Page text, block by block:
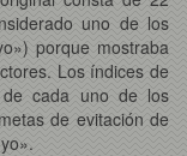
uno de los
porque mostraba
Los índices de
de cada uno de los
de evitación de